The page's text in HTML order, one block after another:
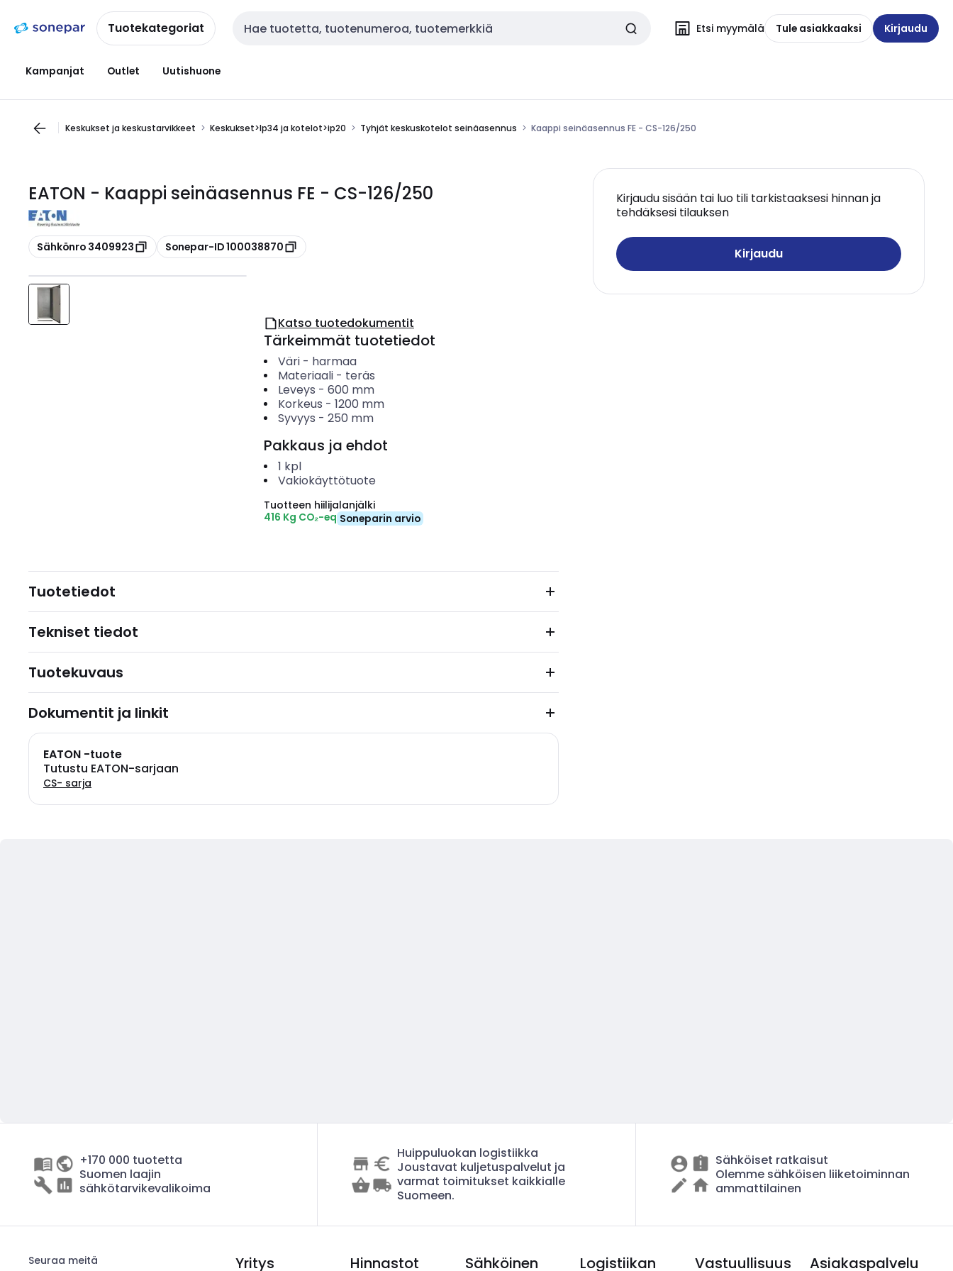
navigointiinsisältöönTuotekategoriat Haku Etsi myymälä Tule asiakkaaksi Kirjaudu
Kampanjat Outlet Uutishuone
Keskukset ja keskustarvikkeet Keskukset>Ip34 ja kotelot>ip20 Tyhjät keskuskotelot seinäasennus Kaappi seinäasennus FE - CS-126/250
EATON - Kaappi seinäasennus FE - CS-126/250
Kopioi
Sähkönro 3409923 Kopioi
Sonepar-ID 100038870
Kirjaudu sisään tai luo tili tarkistaaksesi hinnan ja
tehdäksesi tilauksen
Kirjaudu
Katso tuotedokumentit
Tärkeimmät tuotetiedot
Väri- harmaa
Materiaali- teräs
Leveys - 600 mm
Korkeus - 1200 mm
Syvyys - 250 mm
Pakkaus ja ehdot
1 kpl
Vakiokäyttötuote
Tuotteen hiilijalanjälki
416 Kg CO₂-eq Soneparin arvio
Tuotetiedot
Tekniset tiedot
Tuotekuvaus
Dokumentit ja linkit
EATON -tuote
Tutustu EATON-sarjaan
CS- sarja
+170 000 tuotetta
Suomen laajin
sähkötarvikevalikoima
Huippuluokan logistiikka
Joustavat kuljetuspalvelut ja
varmat toimitukset kaikkialle
Suomeen.
Sähköiset ratkaisut
Olemme sähköisen liiketoiminnan
ammattilainen
Seuraa meitä Yritys Hinnastot
Sähköinen
Logistiikan
Vastuullisuus Asiakaspalvelu